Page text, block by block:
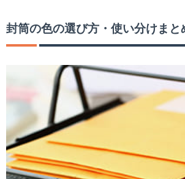
封筒の色の選び方・使い分けまと